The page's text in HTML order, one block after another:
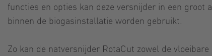
functies en opties kan deze versnijder in een groot
binnen de biogasinstallatie worden gebruikt.
Zo kan de natversnijder RotaCut zowel de